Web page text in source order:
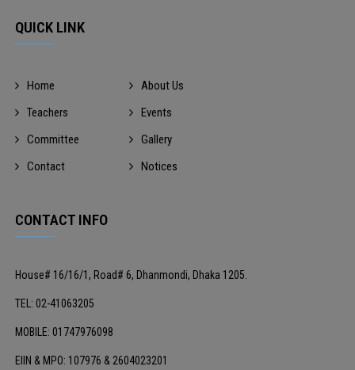
QUICK LINK
Home
About Us
Teachers
Events
Committee
Gallery
Contact
Notices
CONTACT INFO
House# 16/16/1, Road# 6, Dhanmondi, Dhaka 1205.
TEL: 02-41063205
MOBILE: 01747976098
EIIN & MPO: 107976 & 2604023201